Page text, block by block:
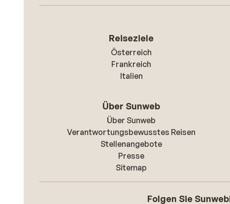
Reiseziele
Österreich
Frankreich
Italien
Über Sunweb
Über Sunweb
Verantwortungsbewusstes Reisen
Stellenangebote
Presse
Sitemap
Folgen Sie Sunweb